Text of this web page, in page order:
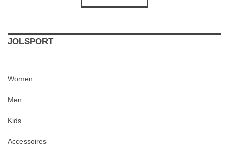
JOLSPORT
Women
Men
Kids
Accessoires